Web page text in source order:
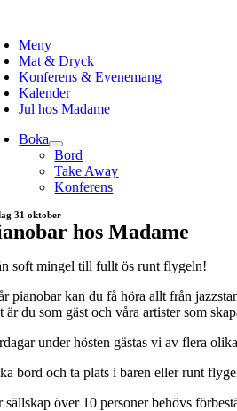
content
Meny
Mat & Dryck
Konferens & Evenemang
Kalender
Jul hos Madame
Boka
Bord
Take Away
Konferens
31 oktober
hos Madame
soft mingel till fullt ös runt flygeln!
pianobar kan du få höra allt från
är du som gäst och våra artister som
under hösten gästas vi av flera
bord och ta plats i baren eller runt
sällskap över 10 personer behövs